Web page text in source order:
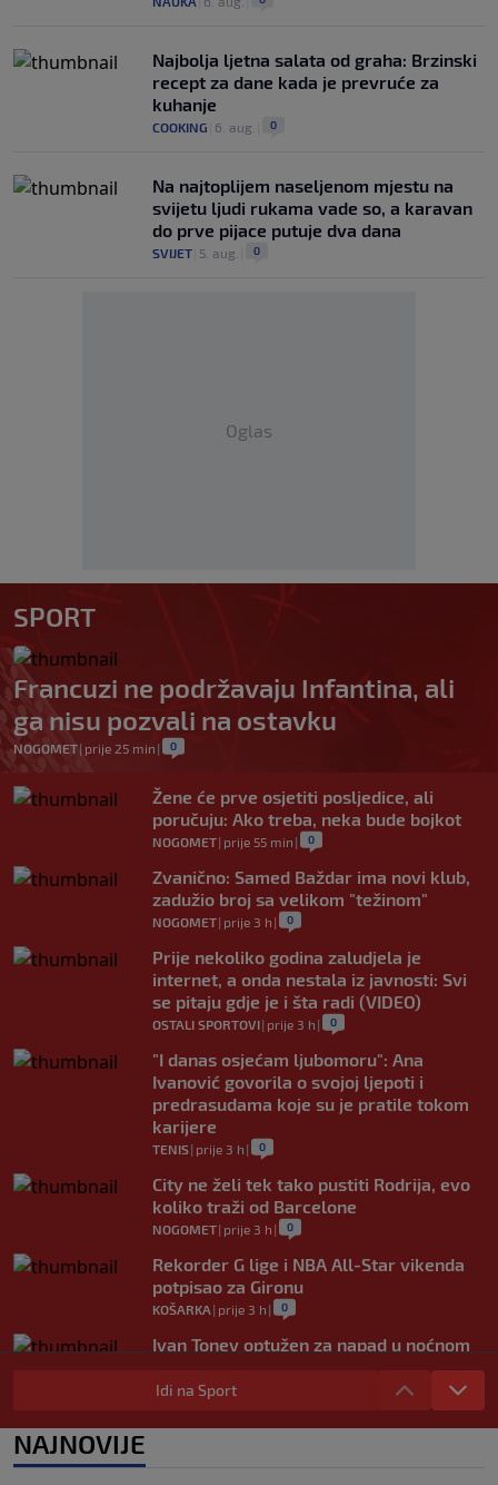
Najbolja ljetna salata od graha: Brzinski
recept za dane kada je prevruće za
kuhanje
COOKING 6. aug. 0
Na najtoplijem naseljenom mjestu na
svijetu ljudi rukama vade so, a karavan
do prve pijace putuje dva dana
SVIJET 5. aug. 0
Oglas
SPORT
Francuzi ne podržavaju Infantina, ali
ga nisu pozvali na ostavku
NOGOMET| prije 25 min | 0
Žene će prve osjetiti posljedice, ali
poručuju: Ako treba, neka bude bojkot
NOGOMET| prije 55 min | 0
Zvanično: Samed Baždar ima novi klub,
zadužio broj sa velikom "težinom"
NOGOMET| prije 3 h | 0
Prije nekoliko godina zaludjela je
internet, a onda nestala iz javnosti: Svi
se pitaju gdje je i šta radi (VIDEO)
OSTALI SPORTOVI| prije 3 h | 0
"I danas osjećam ljubomoru": Ana
Ivanović govorila o svojoj ljepoti i
predrasudama koje su je pratile tokom
karijere
TENIS| prije 3 h | 0
City ne želi tek tako pustiti Rodrija, evo
koliko traži od Barcelone
NOGOMET| prije 3 h | 0
Rekorder G lige i NBA All-Star vikenda
potpisao za Gironu
KOŠARKA | prije 3 h | 0
Ivan Toney optužen za napad u noćnom
NOGOMET|prije 4 h
Utakmica Barcelone otkazana zbog
Idi na Sport
NAJNOVIJE